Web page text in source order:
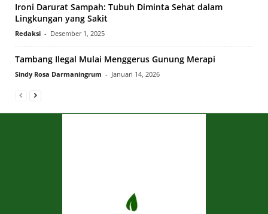
Ironi Darurat Sampah: Tubuh Diminta Sehat dalam
Lingkungan yang Sakit
Redaksi - Desember 1, 2025
Tambang Ilegal Mulai Menggerus Gunung Merapi
Sindy Rosa Darmaningrum - Januari 14, 2026